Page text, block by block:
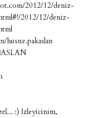
2012/12/deniz-
2012/12/deniz-
husne.pakaslan
:) Izleyicinim,